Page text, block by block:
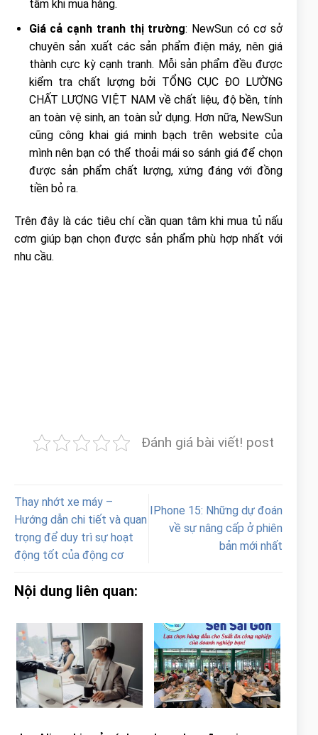
tâm khi mua hàng.
Giá cả cạnh tranh thị trường: NewSun có cơ sở
chuyên sản xuất các sản phẩm điện máy, nên giá
thành cực kỳ cạnh tranh. Mỗi sản phẩm đều được
kiểm tra chất lượng bởi TỔNG CỤC ĐO LƯỜNG
CHẤT LƯỢNG VIỆT NAM về chất liệu, độ bền, tính
an toàn vệ sinh, an toàn sử dụng. Hơn nữa, NewSun
cũng công khai giá minh bạch trên website của
mình nên bạn có thể thoải mái so sánh giá để chọn
được sản phẩm chất lượng, xứng đáng với đồng
tiền bỏ ra.
Trên đây là các tiêu chí cần quan tâm khi mua tủ nấu
cơm giúp bạn chọn được sản phẩm phù hợp nhất với
nhu cầu.
Đánh giá bài viết! post
Thay nhớt xe máy –
Hướng dẫn chi tiết và quan
trọng để duy trì sự hoạt
động tốt của động cơ
IPhone 15: Những dự đoán
về sự nâng cấp ở phiên
bản mới nhất
Nội dung liên quan: